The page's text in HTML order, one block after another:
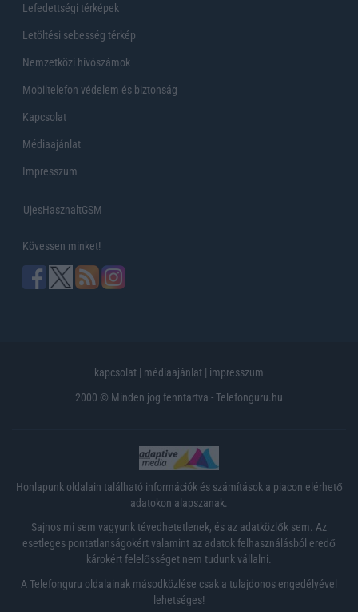
Lefedettségi térképek
Letöltési sebesség térkép
Nemzetközi hívószámok
Mobiltelefon védelem és biztonság
Kapcsolat
Médiaajánlat
Impresszum
UjesHasznaltGSM
Kövessen minket!
kapcsolat | médiaajánlat | impresszum
2000 © Minden jog fenntartva - Telefonguru.hu
Honlapunk oldalain található információk és számítások a piacon elérhető
adatokon alapszanak.
Sajnos mi sem vagyunk tévedhetetlenek, és az adatközlők sem. Az
esetleges pontatlanságokért valamint az adatok felhasználásból eredő
károkért felelősséget nem tudunk vállalni.
A Telefonguru oldalainak másodközlése csak a tulajdonos engedélyével
lehetséges!